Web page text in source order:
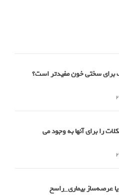
برای سختی خون مفیدتر است؟
را برای آنها به وجود می
عرصه‌ساز بیماری_راسخ